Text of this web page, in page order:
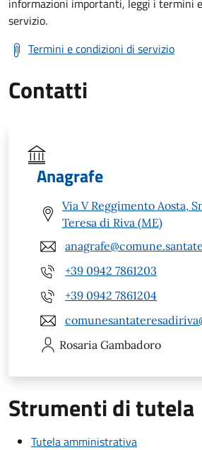
servizio.
Termini e condizioni di servizio
Contatti
Anagrafe
Via V Reggimento Aosta,
Teresa di Riva (ME)
+39 0942 7861203
+39 0942 7861204
Rosaria Gambadoro
Strumenti di tutela
Tutela amministrativa